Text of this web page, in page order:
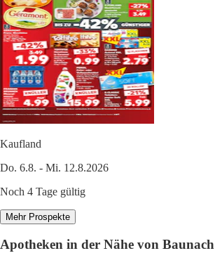
Kaufland
Do. 6.8. - Mi. 12.8.2026
Noch 4 Tage gültig
Mehr Prospekte
Apotheken in der Nähe von Baunach